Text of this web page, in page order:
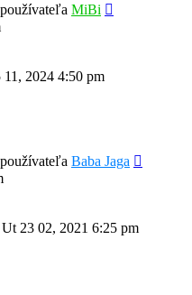
MiBi
11, 2024 4:50 pm
Baba Jaga
Ut 23 02, 2021 6:25 pm